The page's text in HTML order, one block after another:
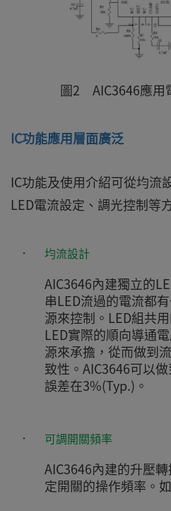
圖2 AIC3646應用
IC功能應用層面廣泛
IC功能及使用介紹可從均流
LED電流設定、調光控制等
‧ 均流設計
AIC3646內建獨立的
串LED流過的電流都
源來控制。LED組共
LED實際的順向導通
源來承擔，從而做到
致性。AIC3646可以
誤差在3%(Typ.)。
‧ 可調開關頻率
AIC3646內建的升壓
定開關的操作頻率。